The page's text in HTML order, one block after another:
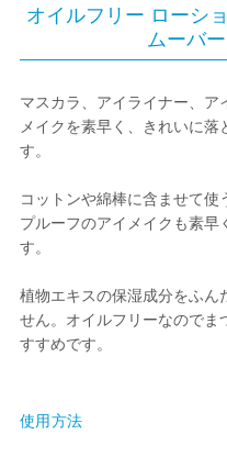
オイルフリー ローシ
ムーバ
マスカラ、アイライナー、ア
メイクを素早く、きれいに
す。
コットンや綿棒に含ませて
プルーフのアイメイクも素早
す。
植物エキスの保湿成分をふん
せん。オイルフリーなのでま
すすめです。
使用方法